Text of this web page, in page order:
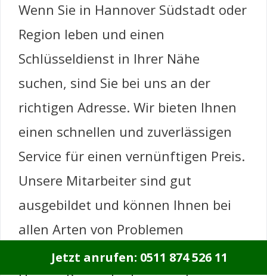
Wenn Sie in Hannover Südstadt oder
Region leben und einen
Schlüsseldienst in Ihrer Nähe
suchen, sind Sie bei uns an der
richtigen Adresse. Wir bieten Ihnen
einen schnellen und zuverlässigen
Service für einen vernünftigen Preis.
Unsere Mitarbeiter sind gut
ausgebildet und können Ihnen bei
allen Arten von Problemen
weiterhelfen.
Jetzt anrufen: 0511 874 526 11